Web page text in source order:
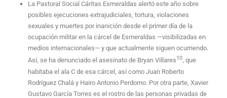
La Pastoral Social Cáritas Esmeraldas alertó este año sobre
posibles ejecuciones extrajudiciales, tortura, violaciones
sexuales y muertes por inanición desde el primer día de la
ocupación militar en la cárcel de Esmeraldas —visibilizadas en
medios internacionales— y que actualmente siguen ocurriendo.
Así, se ha denunciado el asesinato de Bryan Villares10, que
habitaba el ala C de esa cárcel, así como Juan Roberto
Rodríguez Chalá y Hairo Antonio Perdomo. Por otra parte, Xavier
Gustavo García Torres es el rostro de las personas privadas de